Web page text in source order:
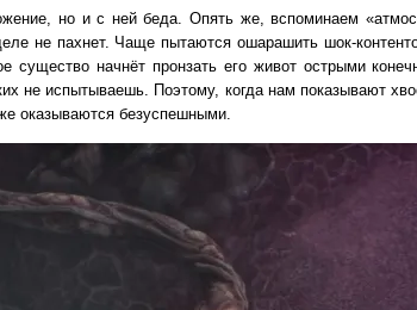
но и с ней беда. Опять же, вспоминаем
не пахнет. Чаще пытаются ошарашить шок-
существо начнёт пронзать его живот острыми
не испытываешь. Поэтому, когда нам показывают
оказываются безуспешными.